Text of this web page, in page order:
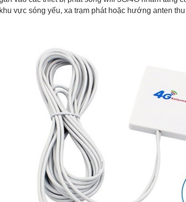
vực sóng yếu, xa trạm phát hoặc hướng anten